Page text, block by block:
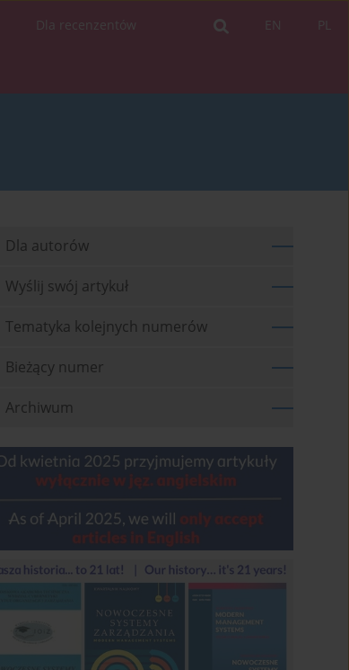
PL
EN
Dla recenzentów
Dla autorów
Wyślij swój artykuł
Tematyka kolejnych numerów
Bieżący numer
Archiwum